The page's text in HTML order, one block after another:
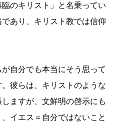
のキリスト」と名乗ってい
あり、キリスト教では信仰
自分でも本当にそう思って
彼らは、キリストのような
ますが、文鮮明の啓示にも
イエス＝自分ではないこと